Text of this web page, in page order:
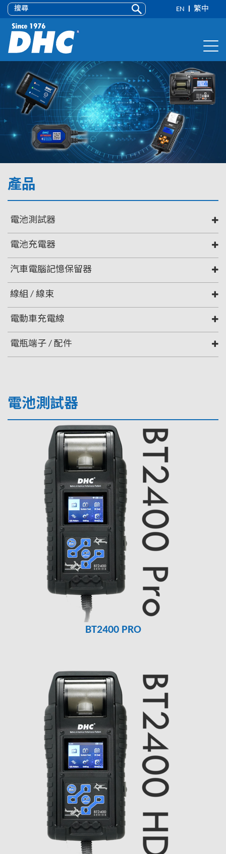
EN 繁中
產品
電池測試器
電池充電器
汽車電腦記憶保留器
線組 / 線束
電動車充電線
電瓶端子 / 配件
電池測試器
BT2400 PRO